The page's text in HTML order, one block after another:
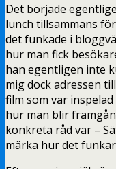
Det började
lunch tillsammans
det funkade i
hur man fick
han egentligen inte
mig dock adressen
film som var
hur man blir
konkreta råd var –
märka hur det